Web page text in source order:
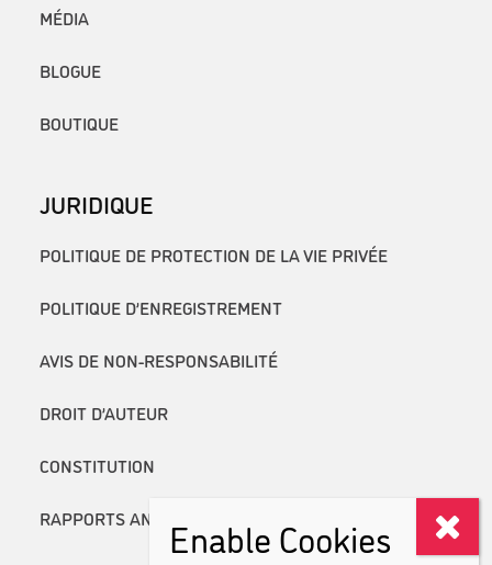
MÉDIA
BLOGUE
BOUTIQUE
JURIDIQUE
POLITIQUE DE PROTECTION DE LA VIE PRIVÉE
POLITIQUE D’ENREGISTREMENT
AVIS DE NON-RESPONSABILITÉ
DROIT D’AUTEUR
CONSTITUTION
RAPPORTS ANNUELSEnable Cookies